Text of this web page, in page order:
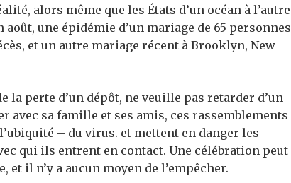
alors même que les États d’un océan à l’autre
une épidémie d’un mariage de 65 personnes
et un autre mariage récent à Brooklyn, New
la perte d’un dépôt, ne veuille pas retarder d’un
avec sa famille et ses amis, ces rassemblements
– du virus. et mettent en danger les
qui ils entrent en contact. Une célébration peut
il n’y a aucun moyen de l’empêcher.